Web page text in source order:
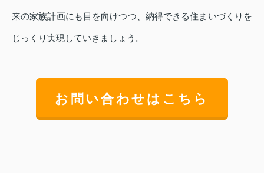
来の家族計画にも目を向けつつ、納得できる住まいづくりを
じっくり実現していきましょう。
お問い合わせはこちら